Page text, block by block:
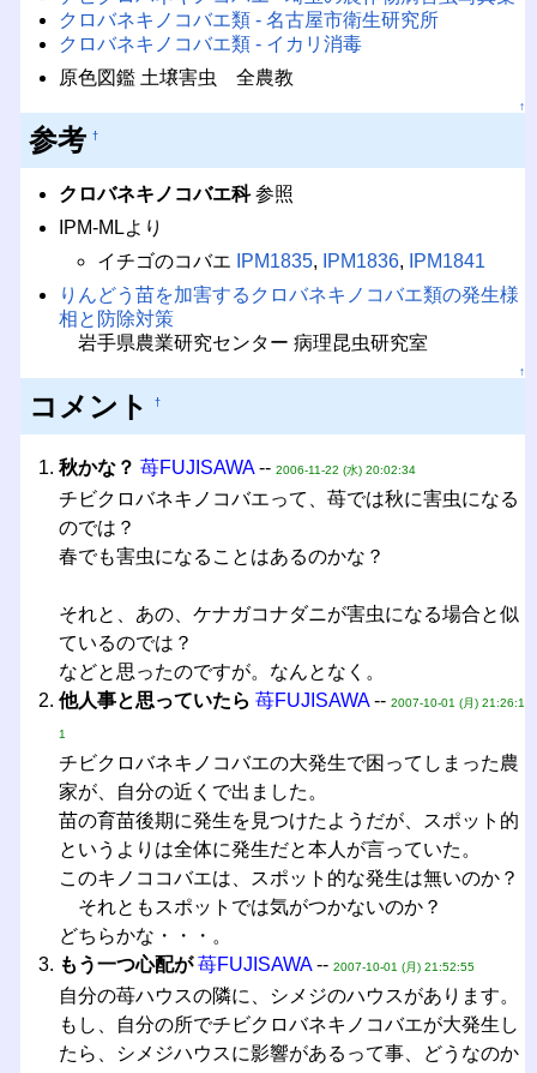
クロバネキノコバエ類 - 名古屋市衛生研究所
クロバネキノコバエ類 - イカリ消毒
原色図鑑 土壌害虫 全農教
↑
参考 †
クロバネキノコバエ科参照
IPM-MLより
イチゴのコバエ
IPM1835, IPM1836,
IPM1841
りんどう苗を加害するクロバネキノコバエ類の発生様
相と防除対策
岩手県農業研究センター 病理昆虫研究室
↑
コメント †
秋かな？ 苺FUJISAWA-- 2006-11-22 (水) 20:02:34
チビクロバネキノコバエって、苺では秋に害虫になる
のでは？
春でも害虫になることはあるのかな？
それと、あの、ケナガコナダニが害虫になる場合と似
ているのでは？
などと思ったのですが。なんとなく。
他人事と思っていたら 苺FUJISAWA-- 2007-10-01 (月) 21:26:1
1
チビクロバネキノコバエの大発生で困ってしまった農
家が、自分の近くで出ました。
苗の育苗後期に発生を見つけたようだが、スポット的
というよりは全体に発生だと本人が言っていた。
このキノココバエは、スポット的な発生は無いのか？
それともスポットでは気がつかないのか？
どちらかな・・・。
もう一つ心配が 苺FUJISAWA-- 2007-10-01 (月) 21:52:55
自分の苺ハウスの隣に、シメジのハウスがあります。
もし、自分の所でチビクロバネキノコバエが大発生し
たら、シメジハウスに影響があるって事、どうなのか